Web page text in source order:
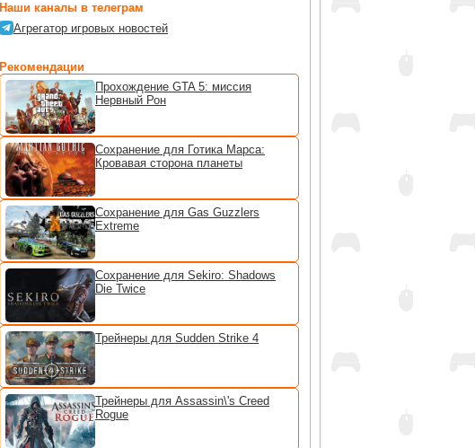
Наши каналы в телеграм
Агрегатор игровых новостей
Рекомендации
Прохождение GTA 5: миссия
Нервный Рон
Сохранение для Готика Марса:
Кровавая сторона планеты
Сохранение для Gas Guzzlers
Extreme
Сохранение для Sekiro: Shadows
Die Twice
Трейнеры для Sudden Strike 4
Трейнеры для Assassin\'s Creed
Rogue